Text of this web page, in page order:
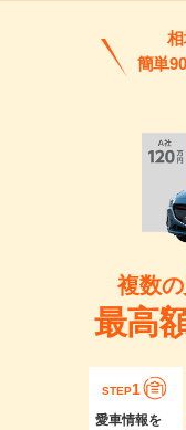
簡単
複数
最高
STEP1
愛車情報を